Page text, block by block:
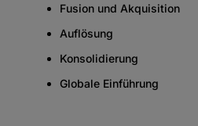
Fusion und Akquisition
Auflösung
Konsolidierung
Globale Einführung